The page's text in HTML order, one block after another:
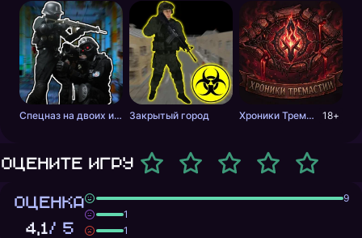
Спецназ на двоих игроков Закрытый город Хроники Тремастии 18+
Оцените игру
ОЦЕНКА
4,1/ 5
9
1
1